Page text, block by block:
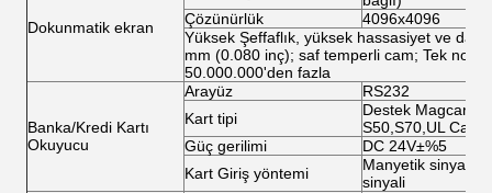
Dokunmatik ekran
Çözünürlük
4096x4096
Yüksek Şeffaflık, yüksek hassasiyet ve
mm (0.080 inç); saf temperli cam; Tek
50.000.000'den fazla
Banka/Kredi Kartı
Okuyucu
Arayüz
RS232
Kart tipi
Destek Magcard,
S50,S70,UL Card
Güç gerilimi
DC 24V±%5
Kart Giriş yöntemi
Manyetik sinyal,
sinyali